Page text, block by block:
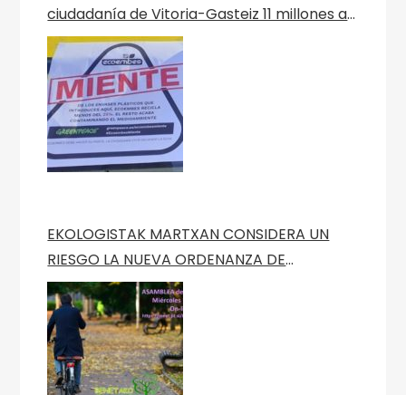
ciudadanía de Vitoria-Gasteiz 11 millones al
año» Nota de Prensa de Green Peace
EKOLOGISTAK MARTXAN CONSIDERA UN
RIESGO LA NUEVA ORDENANZA DE
MOVILIDAD